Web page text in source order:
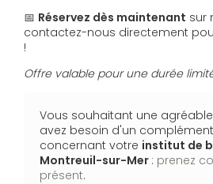
📅 Réservez dès maintenant sur
contactez-nous directement
!
Offre valable pour une durée
Vous souhaitant une
avez besoin d'un
concernant votre institut de
Montreuil-sur-Mer : prenez
présent.